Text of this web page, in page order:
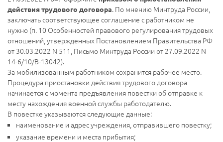
действия трудового договора. По мнению Минтруда России,
заключать соответствующее соглашение с работником не
нужно (п. 10 Особенностей правового регулирования трудовых
отношений, утвержденных Постановлением Правительства РФ
от 30.03.2022 N 511, Письмо Минтруда России от 27.09.2022 N
14-6/10/В-13042).
За мобилизованным работником сохранится рабочее место.
Процедура приостановки действия трудового договора
начинается с момента предъявления повестки об отправке к
месту нахождения военной службы работодателю.
В повестке указываются следующие данные:
наименование и адрес учреждения, отправившего повестку;
указание времени и места прибытия;